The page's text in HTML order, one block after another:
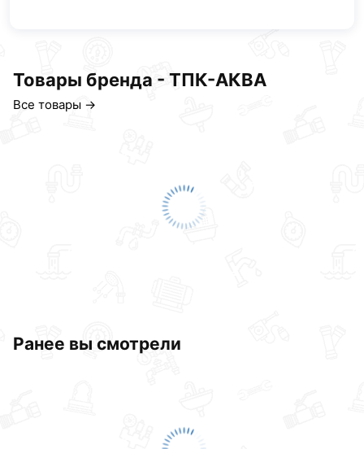
Товары бренда - ТПК-АКВА
Все товары →
Ранее вы смотрели